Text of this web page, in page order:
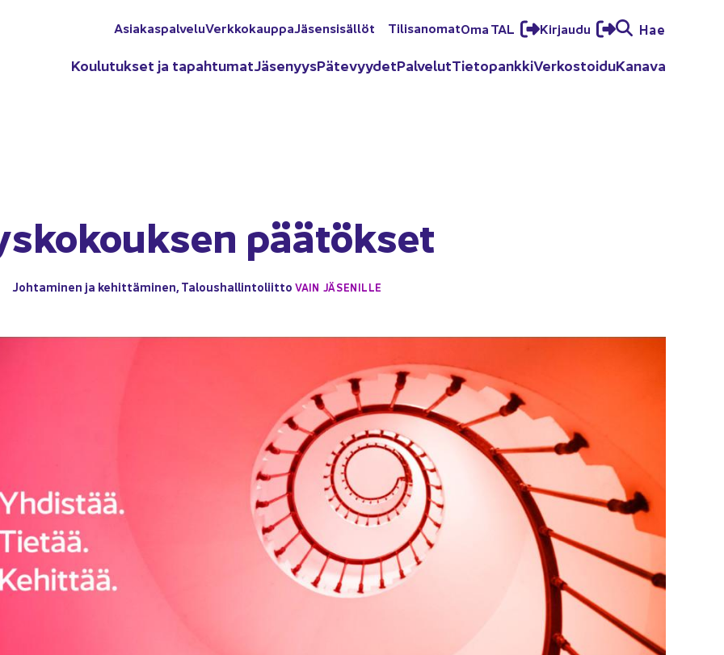
Asia­kas­pal­ve­luVerk­ko­kaup­paJä­sen­si­säl­löt Ti­li­sa­no­matOma TAL Kir­jau­du Hae
Kou­lu­tuk­set ja ta­pah­tu­matJä­se­nyysPä­te­vyy­detPal­ve­lutTie­to­pank­kiVer­kos­toi­duKa­na­va
pää­tök­set
Joh­ta­mi­nen ja ke­hit­tä­mi­nen,Ta­lous­hal­lin­to­liit­to VAIN JÄ­SE­NIL­LE